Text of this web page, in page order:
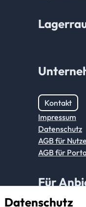
Datenschutz
Kontakt
Impressum
Datenschutz
AGB für
AGB für
Für